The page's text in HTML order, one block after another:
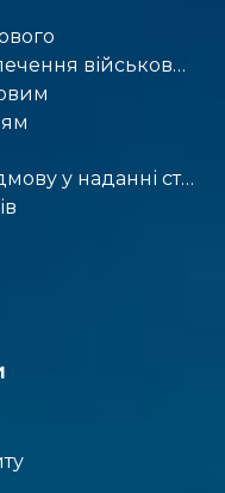
Індексація грошового забезпечення військовослужбовців
Оскарження рішення про відмову у наданні статусу учасника бойових дій